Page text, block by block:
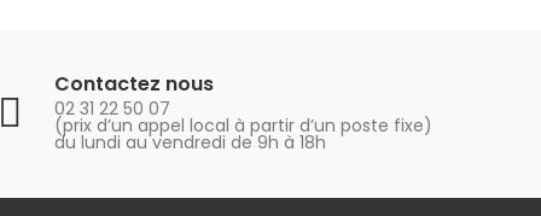
Contactez nous
02 31 22 50 07
(prix d’un appel local à partir d’un poste fixe)
du lundi au vendredi de 9h à 18h